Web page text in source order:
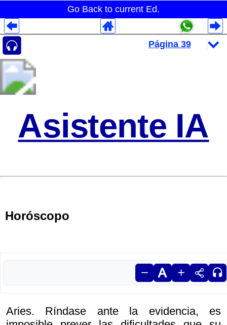
Go Back to current Ed.
Asistente IA
Horóscopo
Aries. Ríndase ante la evidencia, es
Despliegues Analytics
Despliegues Totales
Despliegues por Rubros